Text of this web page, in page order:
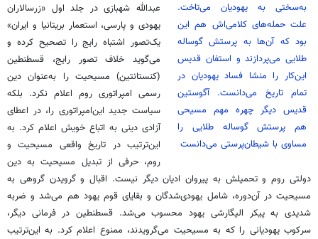
به‌سختی به یهودیان می‌تاخت.
علت حمله‌های کلامی‌اش هم این
بود که آن‌ها به پرستش گوساله
طلایی می‌پردازند و استفان قدیس
این‌کار را منشا فساد یهودیان در
تمام تاریخ می‌دانست. آگوستین
قدیس دیگر چهره مهم مسیحی
هم پرستش گوساله طلایی را
مساوی با شیطان‌پرستی می‌دانست
عبدالله شهبازی در جلد اول «زرسالاران
یهودی و پارسی، استعمار بریتانیا و ایران»
یک‌تصور اشتباه رایج را تصحیح کرده و
می‌گوید خلاف تصور رایج، قسطنطین
(کنستانتین) مسیحیت را به‌عنوان دین
رسمی امپراتوری روم اعلام نکرد. بلکه
سیاست جدید این‌امپراتوری را، در اعطای
آزادی دینی به اتباع خویش اعلام کرد. به
این‌ترتیب در تاریخ واقعی مسیحیت و
روم، حرفی از تبدیل مسیحیت به دین
دولتی روم و تحمیلش به پیروان ادیان دیگر نیست. اقبال و گرویدن گروهی به
مسیحیت در آن‌دوره، شامل یهودی‌شدگان و بقایای قوم یهود هم می‌شد و ضربه
شدیدی به پیکر الیگارشی یهود محسوب می‌شد. قسطنطین در فرمانی دیگر،
سرکوب یهودیانی را که به مسیحیت می‌گرویدند، ممنوع اعلام کرد. به این‌ترتیب